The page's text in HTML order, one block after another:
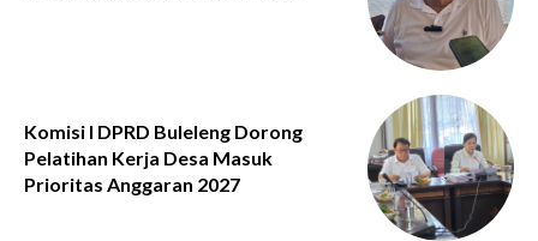
Komisi I DPRD Buleleng Dorong
Pelatihan Kerja Desa Masuk
Prioritas Anggaran 2027